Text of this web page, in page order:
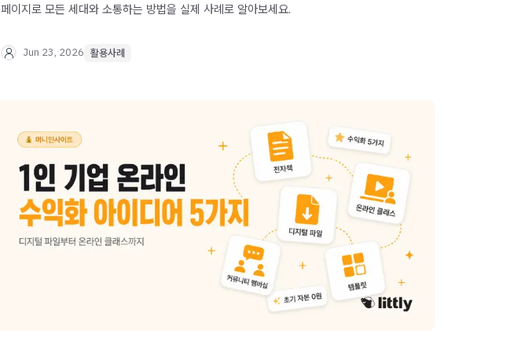
페이지로 모든 세대와 소통하는 방법을 실제 사례로 알아보세요.
Jun 23, 2026 활용사례